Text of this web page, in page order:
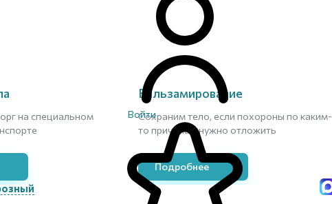
Войти
на специальном
Бальзамирование
Сохраним тело, если похороны по каким-
то причинам нужно отложить
Подробнее